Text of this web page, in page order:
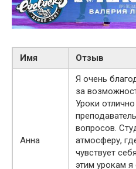
Имя Отзыв
Анна
Я очень
за
Уроки
вопросов.
атмосферу,
чувствует
этим урокам я